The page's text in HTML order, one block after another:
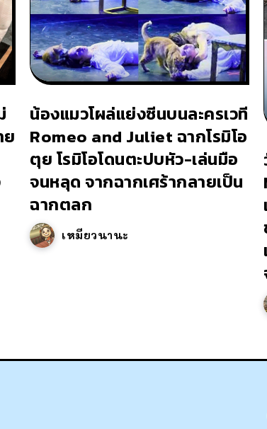
น้องแมวโผล่แย่งซีนบนละครเวที
Romeo and Juliet ฉากโรมิโอ
ตุย โรมิโอโดนตะปบหัว-เล่นมือ
จนหลุด จากฉากเศร้ากลายเป็น
ฉากตลก
เหมียวนานะ